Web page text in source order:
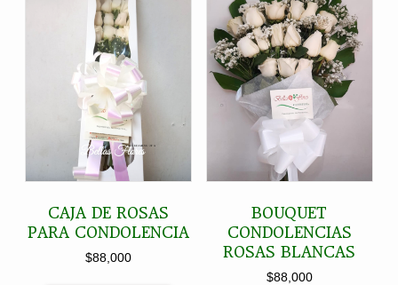
CAJA DE ROSAS
PARA CONDOLENCIA
$88,000
BOUQUET
CONDOLENCIAS
ROSAS BLANCAS
$88,000